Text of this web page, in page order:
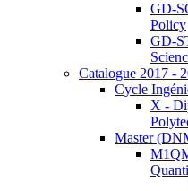
GD-
Policy
GD-
Catalogue 2017 -
Cycle
X -
Master